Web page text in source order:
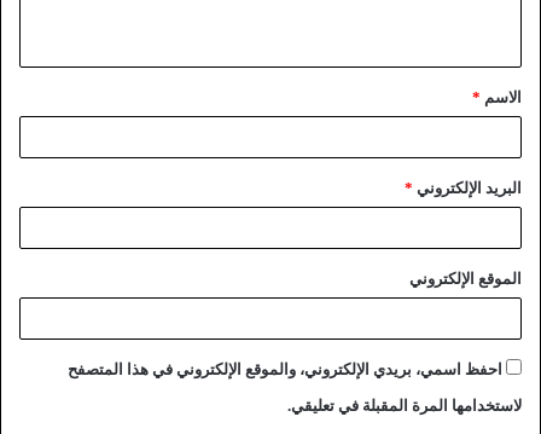
الاسم *
البريد الإلكتروني *
الموقع الإلكتروني
احفظ اسمي، بريدي الإلكتروني، والموقع الإلكتروني في هذا المتصفح
لاستخدامها المرة المقبلة في تعليقي.